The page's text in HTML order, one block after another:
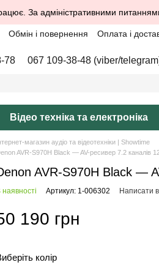
За адміністративними
Обмін і повернення Оплата і
78 067 109-38-48 (viber/
Відео техніка та електроніка
магазин аудіо та відеотехніки | Showtime
AVR-S970H Black — AV-ресивер 7.2 каналів
AVR-S970H Black —
наявності Артикул: 1-006302 Написати
190 грн
колір